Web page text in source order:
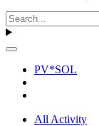
PV*SOL
All Activity